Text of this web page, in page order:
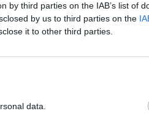
by third parties on the IAB’s list of
by us to third parties on the
it to other third parties.
data.